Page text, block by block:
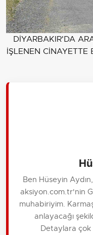
DİYARBAKIR'DA
İŞLENEN
Ben Hüseyin
aksiyon.com.tr'nin
muhabiriyim.
anlayacağı
Detaylara çok